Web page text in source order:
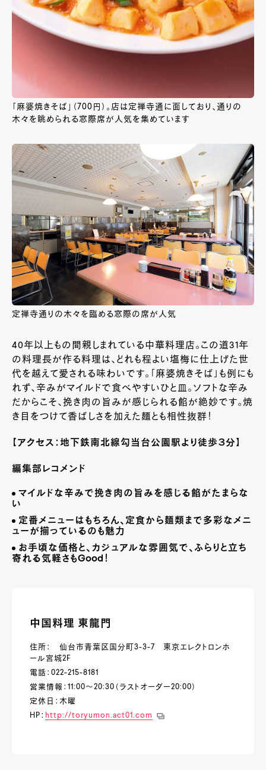
「麻婆焼きそば」（700円）。店は定禅寺通に面しており、通りの
木々を眺められる窓際席が人気を集めています
定禅寺通りの木々を臨める窓際の席が人気
40年以上もの間親しまれている中華料理店。この道31年
の料理長が作る料理は、どれも程よい塩梅に仕上げた世
代を越えて愛される味わいです。「麻婆焼きそば」も例にも
れず、辛みがマイルドで食べやすいひと皿。ソフトな辛み
だからこそ、挽き肉の旨みが感じられる餡が絶妙です。焼
き目をつけて香ばしさを加えた麺とも相性抜群！
【アクセス：地下鉄南北線勾当台公園駅より徒歩３分】
編集部レコメンド
マイルドな辛みで挽き肉の旨みを感じる餡がたまらな
い
定番メニューはもちろん、定食から麺類まで多彩なメニ
ューが揃っているのも魅力
お手頃な価格と、カジュアルな雰囲気で、ふらりと立ち
寄れる気軽さもGood ！
中国料理 東龍門
住所： 仙台市青葉区国分町3-3-7 東京エレクトロンホ
ール宮城2F
電話：022-215-8181
営業情報：11:00～20:30（ラストオーダー20:00）
定休日：木曜
HP： http://toryumon.act01.com